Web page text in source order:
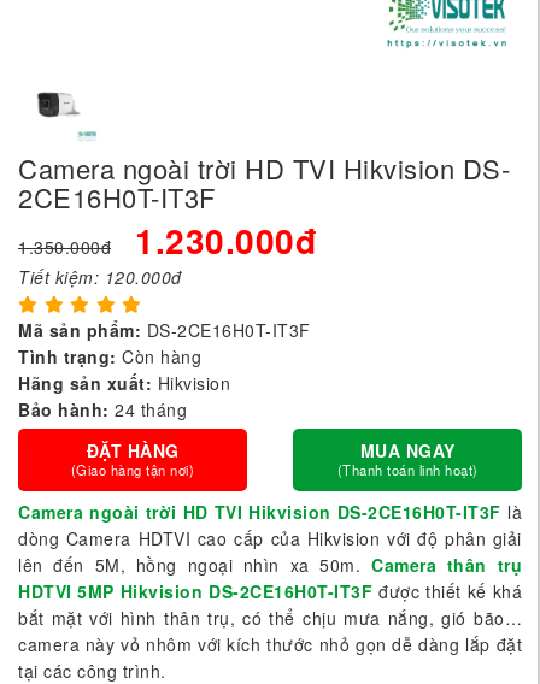
Camera ngoài trời HD TVI Hikvision DS-
2CE16H0T-IT3F
1.350.000đ 1.230.000đ
Tiết kiệm: 120.000đ
Mã sản phẩm: DS-2CE16H0T-IT3F
Tình trạng: Còn hàng
Hãng sản xuất: Hikvision
Bảo hành: 24 tháng
ĐẶT HÀNG
(Giao hàng tận nơi)
MUA NGAY
(Thanh toán linh hoạt)
Camera ngoài trời HD TVI Hikvision DS-2CE16H0T-IT3F là
dòng Camera HDTVI cao cấp của Hikvision với độ phân giải
lên đến 5M, hồng ngoại nhìn xa 50m. Camera thân trụ
HDTVI 5MP Hikvision DS-2CE16H0T-IT3F được thiết kế khá
bắt mặt với hình thân trụ, có thể chịu mưa nắng, gió bão…
camera này vỏ nhôm với kích thước nhỏ gọn dễ dàng lắp đặt
tại các công trình.